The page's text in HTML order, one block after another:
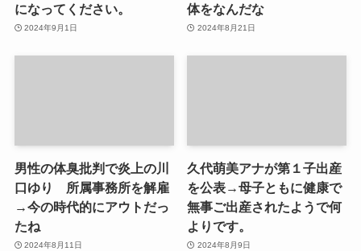
になってください。
2024年9月1日
体をなんだな
2024年8月21日
男性の体臭批判で炎上の川
口ゆり 所属事務所を解雇
→今の時代的にアウトだっ
たね
2024年8月11日
久代萌美アナが第１子出産
を公表→母子ともに健康で
無事ご出産されたようで何
よりです。
2024年8月9日